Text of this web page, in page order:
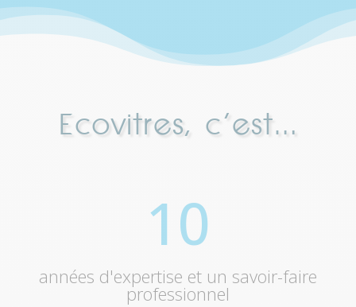
Ecovitres, c’est…
10
années d'expertise et un savoir-faire
professionnel